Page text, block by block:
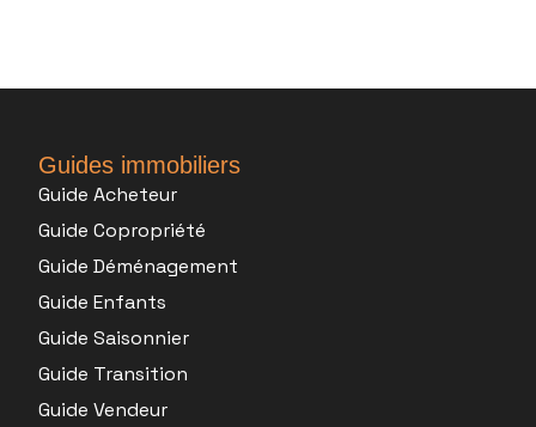
Guides immobiliers
Guide Acheteur
Guide Copropriété
Guide Déménagement
Guide Enfants
Guide Saisonnier
Guide Transition
Guide Vendeur